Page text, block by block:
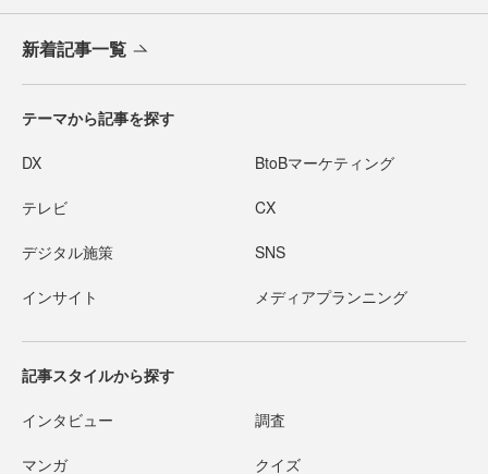
新着記事一覧
テーマから記事を探す
DX BtoBマーケティング
テレビ CX
デジタル施策 SNS
インサイト メディアプランニング
記事スタイルから探す
インタビュー 調査
マンガ クイズ